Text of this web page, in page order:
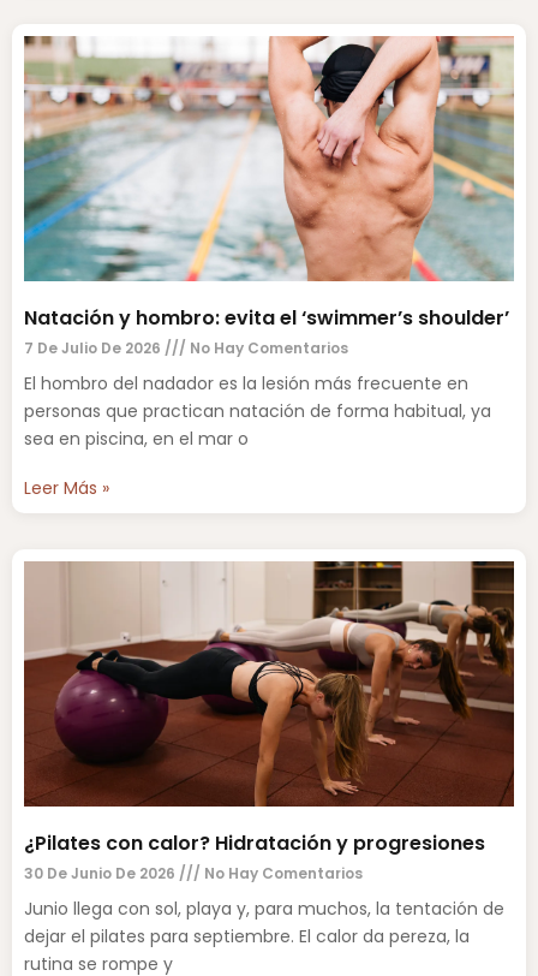
Natación y hombro: evita el ‘swimmer’s shoulder’
7 De Julio De 2026 No Hay Comentarios
El hombro del nadador es la lesión más frecuente en
personas que practican natación de forma habitual, ya
sea en piscina, en el mar o
Leer Más »
¿Pilates con calor? Hidratación y progresiones
30 De Junio De 2026 No Hay Comentarios
Junio llega con sol, playa y, para muchos, la tentación de
dejar el pilates para septiembre. El calor da pereza, la
rutina se rompe y